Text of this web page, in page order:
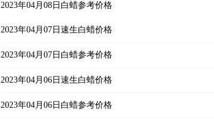
2023年04月08日白蜡参考价格
2023年04月07日速生白蜡价格
2023年04月07日白蜡参考价格
2023年04月06日速生白蜡价格
2023年04月06日白蜡参考价格